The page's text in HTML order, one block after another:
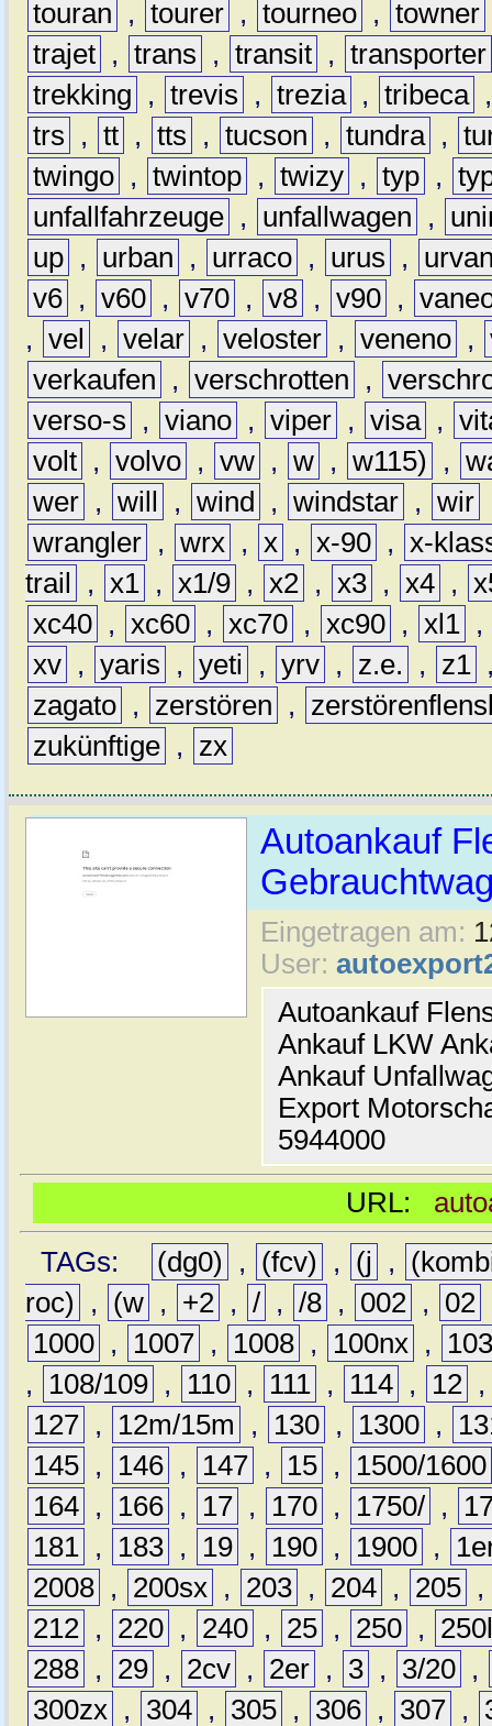
touran , tourer , tourneo , towner
trajet , trans , transit , transporter
trekking
, trevis , trezia , tribeca
trs
, tt , tts , tucson , tundra ,
twingo , twintop , twizy , typ ,
unfallfahrzeuge , unfallwagen ,
up , urban , urraco , urus ,
v6 , v60 , v70 , v8 , v90 ,
, vel , velar , veloster , veneno ,
verkaufen
, verschrotten ,
verso-s
, viano , viper , visa ,
volt , volvo , vw , w , w115) ,
wer , will , wind , windstar , wir
wrangler , wrx , x , x-90 , x-
trail
, x1 , x1/9 , x2 , x3 , x4 ,
xc40 , xc60 , xc70 , xc90 , xl1 ,
xv , yaris , yeti , yrv , z.e. , z1
zagato , zerstören ,
zukünftige , zx
Autoankauf
Eingetragen am:
User:
Autoankauf
Ankauf LKW
Ankauf
Export
5944000
URL:
TAGs:
(dg0) , (fcv) , (j ,
roc)
, (w , +2 , / , /8 , 002 , 02
1000 , 1007 , 1008 , 100nx ,
,
108/109 , 110 , 111 , 114 , 12
127 , 12m/15m , 130 , 1300 ,
145 , 146 , 147 , 15 ,
1500/1600
164 , 166 , 17 , 170 , 1750/ ,
181 , 183 , 19 , 190 , 1900 ,
2008 , 200sx , 203 , 204 , 205 ,
212 , 220 , 240 , 25 , 250 ,
288 , 29 , 2cv , 2er , 3 , 3/20 ,
300zx , 304 , 305 , 306 , 307 ,